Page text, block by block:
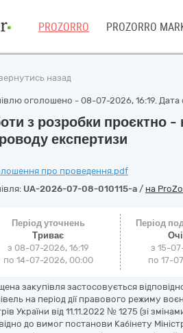
PROZORRO PROZORRO
назад
оголошено - 08-07-2026, 16:19. Дата
з розробки проєктно -
експертизи
про проведення.pdf
UA-2026-07-08-010115-a / на
Період уточнень
Триває
з 08-07-2026, 16:19
по 14-07-2026, 00:00
Період
з 15-
по 17-
закупівля застосовується
на період дії правового режиму
України від 11.11.2022 № 1275 (зі
до вимог постанови Кабінету